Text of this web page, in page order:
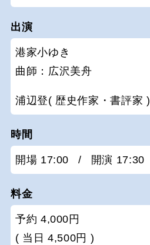
出演
港家小ゆき
曲師：広沢美舟
浦辺登( 歴史作家・書評家 )
時間
開場 17:00 / 開演 17:30
料金
予約 4,000円
( 当日 4,500円 )